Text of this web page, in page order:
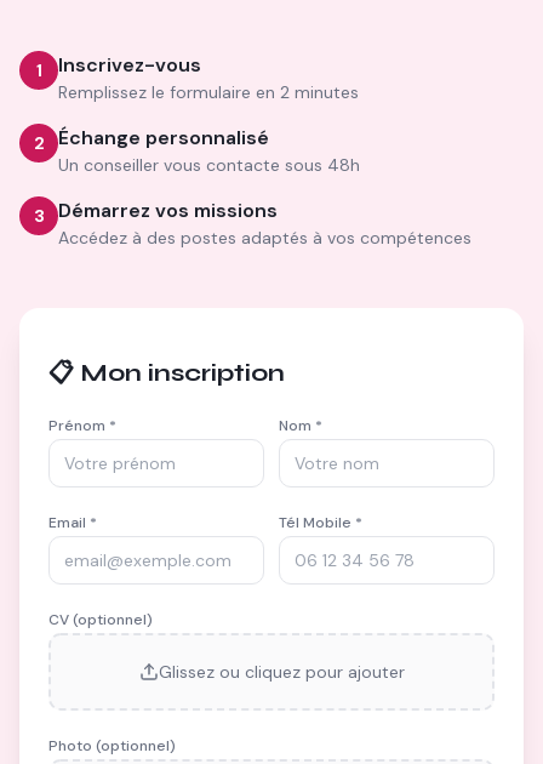
1 Inscrivez-vous
Remplissez le formulaire en 2 minutes
2 Échange personnalisé
Un conseiller vous contacte sous 48h
3 Démarrez vos missions
Accédez à des postes adaptés à vos compétences
📋 Mon inscription
Prénom * Nom *
Email * Tél Mobile *
CV (optionnel)
Glissez ou cliquez pour ajouter
Photo (optionnel)